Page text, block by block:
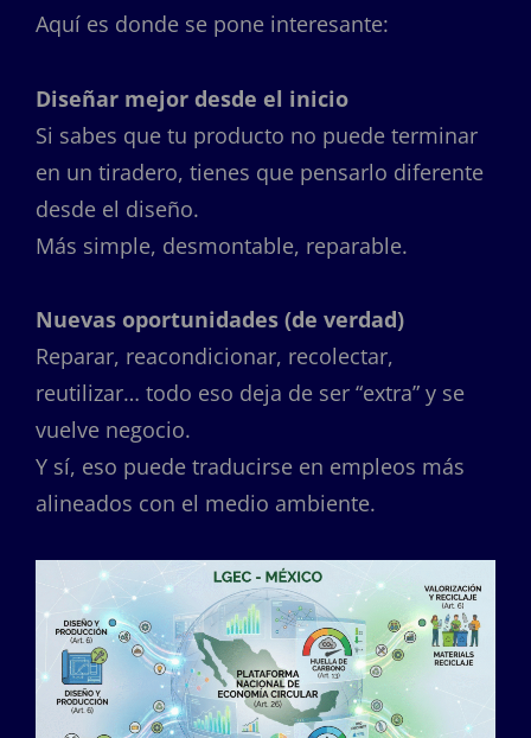
Aquí es donde se pone interesante:
Diseñar mejor desde el inicio
Si sabes que tu producto no puede terminar
en un tiradero, tienes que pensarlo diferente
desde el diseño.
Más simple, desmontable, reparable.
Nuevas oportunidades (de verdad)
Reparar, reacondicionar, recolectar,
reutilizar… todo eso deja de ser “extra” y se
vuelve negocio.
Y sí, eso puede traducirse en empleos más
alineados con el medio ambiente.